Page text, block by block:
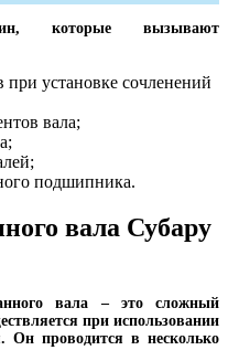
которые вызывают
при установке сочленений
вала;
подшипника.
вала Субару
вала – это сложный
при использовании
Он проводится в несколько